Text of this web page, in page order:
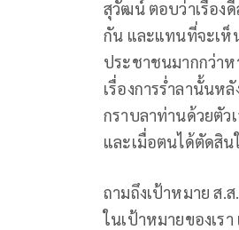
สุวัฒน์ ตอบว่าเรื่อง
กัน และแทนที่จะเห็
ประชาชนมากกว่า
เรื่องการร่ำลานั้น
กราบลาท่านด้วยตั
และเมื่อตนได้ตัดสิ
ถามถึงเป้าหมาย ส.
ในเป้าหมายของเร